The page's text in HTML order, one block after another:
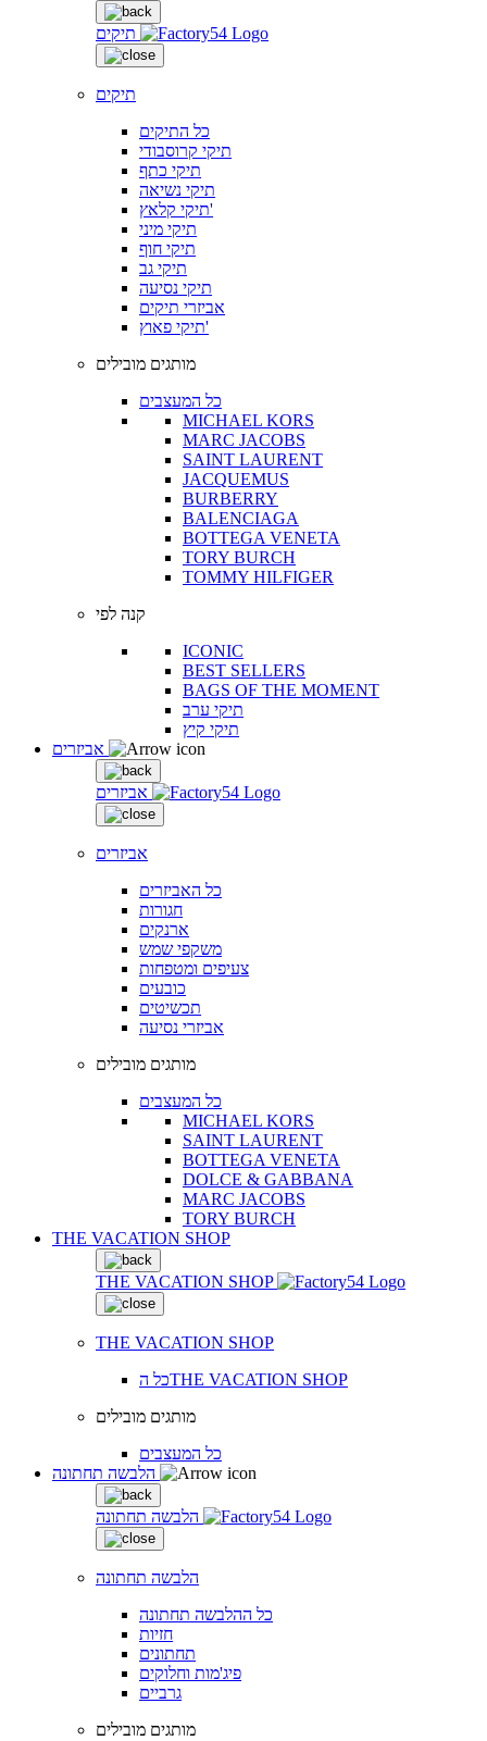
תיקים
תיקים
כל התיקים
תיקי קרוסבודי
תיקי כתף
תיקי נשיאה
תיקי קלאץ'
תיקי מיני
תיקי חוף
תיקי גב
תיקי נסיעה
אביזרי תיקים
תיקי פאוץ'
מותגים מובילים
כל המעצבים
MICHAEL KORS
MARC JACOBS
SAINT LAURENT
JACQUEMUS
BURBERRY
BALENCIAGA
BOTTEGA VENETA
TORY BURCH
TOMMY HILFIGER
קנה לפי
ICONIC
BEST SELLERS
BAGS OF THE MOMENT
תיקי ערב
תיקי קיץ
אביזרים
אביזרים
כל האביזרים
חגורות
ארנקים
משקפי שמש
צעיפים ומטפחות
כובעים
תכשיטים
אביזרי נסיעה
מותגים מובילים
כל המעצבים
MICHAEL KORS
SAINT LAURENT
BOTTEGA VENETA
DOLCE & GABBANA
MARC JACOBS
TORY BURCH
THE VACATION SHOP
THE VACATION SHOP
THE VACATION SHOP
כל הTHE VACATION SHOP
מותגים מובילים
כל המעצבים
הלבשה תחתונה
הלבשה תחתונה
כל ההלבשה תחתונה
חזיות
תחתונים
פיג'מות וחלוקים
גרביים
מותגים מובילים